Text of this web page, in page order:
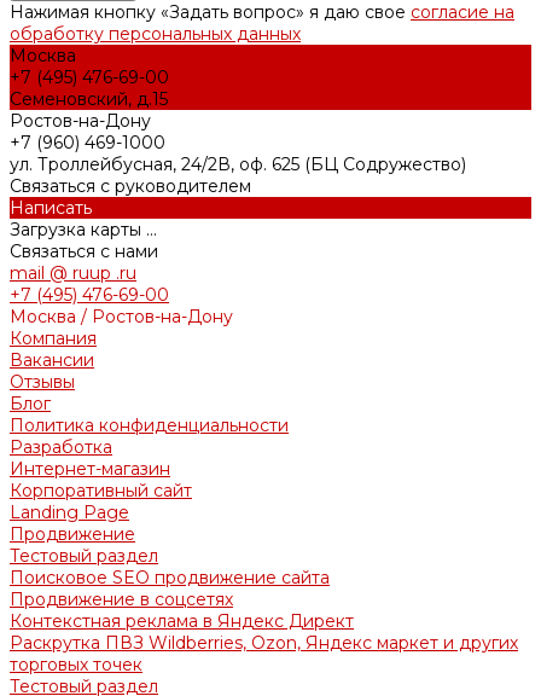
Нажимая кнопку «Задать вопрос» я даю свое согласие на
обработку персональных данных
Москва
+7 (495) 476-69-00
Семеновский, д.15
Ростов-на-Дону
+7 (960) 469-1000
ул. Троллейбусная, 24/2В, оф. 625 (БЦ Содружество)
Связаться с руководителем
Написать
Загрузка карты ...
Связаться с нами
mail @ ruup .ru
+7 (495) 476-69-00
Москва / Ростов-на-Дону
Компания
Вакансии
Отзывы
Блог
Политика конфиденциальности
Разработка
Интернет-магазин
Корпоративный сайт
Landing Page
Продвижение
Тестовый раздел
Поисковое SEO продвижение сайта
Продвижение в соцсетях
Контекстная реклама в Яндекс Директ
Раскрутка ПВЗ Wildberries, Ozon, Яндекс маркет и других
торговых точек
Тестовый раздел